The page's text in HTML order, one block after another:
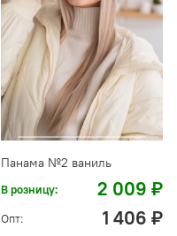
Панама №2 ваниль
В розницу: 2 009 ₽
Опт: 1 406 ₽